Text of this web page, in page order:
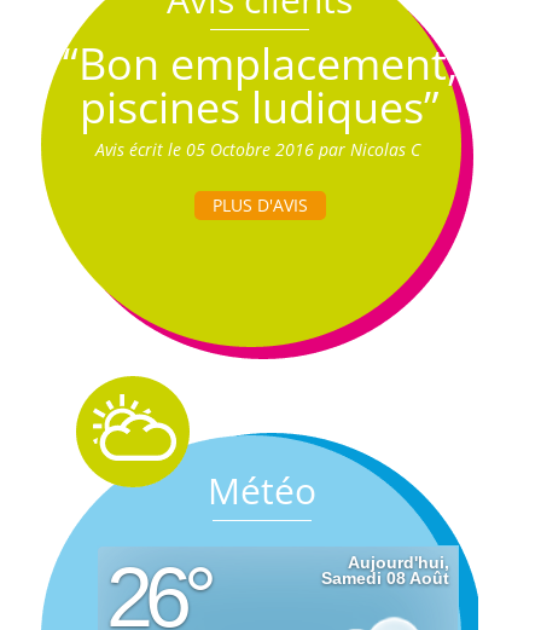
“Bon emplacement,
piscines ludiques”
Avis écrit le 05 Octobre 2016 par Nicolas C
PLUS D'AVIS
Météo